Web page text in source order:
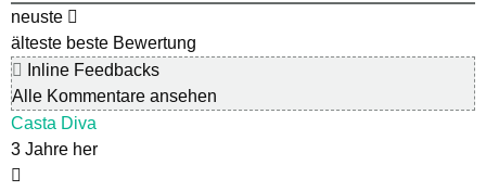
neuste
älteste beste Bewertung
Inline Feedbacks
Alle Kommentare ansehen
Casta Diva
3 Jahre her